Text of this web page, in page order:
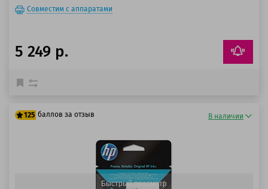
Совместим с аппаратами
5 249 р.
125 баллов за отзыв В наличии
Быстрый просмотр